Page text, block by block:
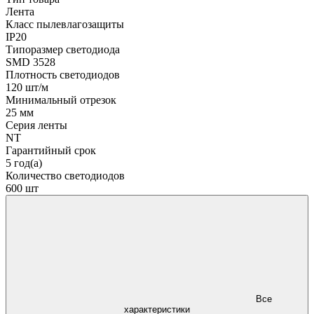
Лента
Класс пылевлагозащиты
IP20
Типоразмер светодиода
SMD 3528
Плотность светодиодов
120 шт/м
Минимальный отрезок
25 мм
Серия ленты
NT
Гарантийный срок
5 год(а)
Количество светодиодов
600 шт
характеристики